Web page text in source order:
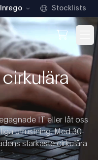
Inrego Stocklists
Open
IT eller låt oss
utrustning. Med 30-
starkaste cirkulära